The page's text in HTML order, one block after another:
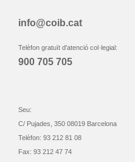
info@coib.cat
Telèfon gratuït d'atenció col·legial:
900 705 705
Seu:
C/ Pujades, 350 08019 Barcelona
Telèfon: 93 212 81 08
Fax: 93 212 47 74